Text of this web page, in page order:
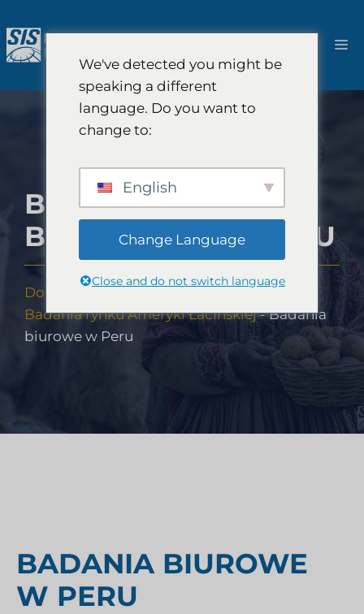
do
treści
BADANIA
BIUROWE W PERU
Dom Ameryka
Badania rynku Ameryki Łacińskiej-Badania
biurowe w Peru
BADANIA BIUROWE
W PERU
We've detected you might be
speaking a different
language. Do you want to
change to:
English
Change Language
Close and do not switch language